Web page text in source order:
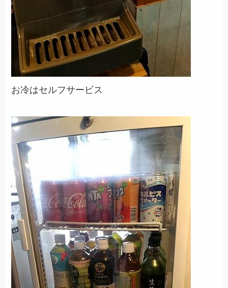
お冷はセルフサービス